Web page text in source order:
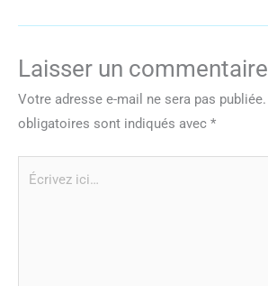
Laisser un commentaire
Votre adresse e-mail ne sera pas publiée.
obligatoires sont indiqués avec *